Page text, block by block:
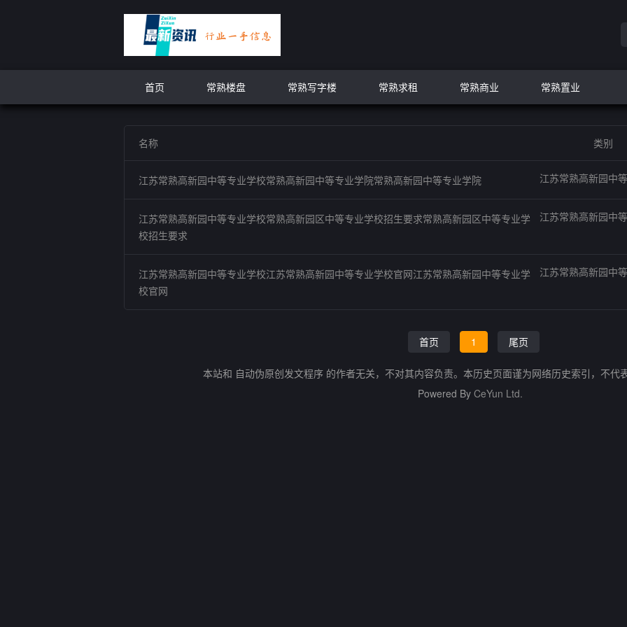
首页 常熟楼盘 常熟写字楼 常熟求租 常熟商业 常熟置业
名称 类别
江苏常熟高新园中等专业学校常熟高新园中等专业学院常熟高新园中等专业学院 江苏常熟高新园中
江苏常熟高新园中等专业学校常熟高新园区中等专业学校招生要求常熟高新园区中等专业学
校招生要求
江苏常熟高新园中
江苏常熟高新园中等专业学校江苏常熟高新园中等专业学校官网江苏常熟高新园中等专业学
校官网
江苏常熟高新园中
首页 1 尾页
本站和 自动伪原创发文程序 的作者无关，不对其内容负责。本历史页面谨为网络历史索引，不代
Powered By CeYun Ltd.